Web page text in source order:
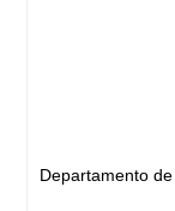
Departamento